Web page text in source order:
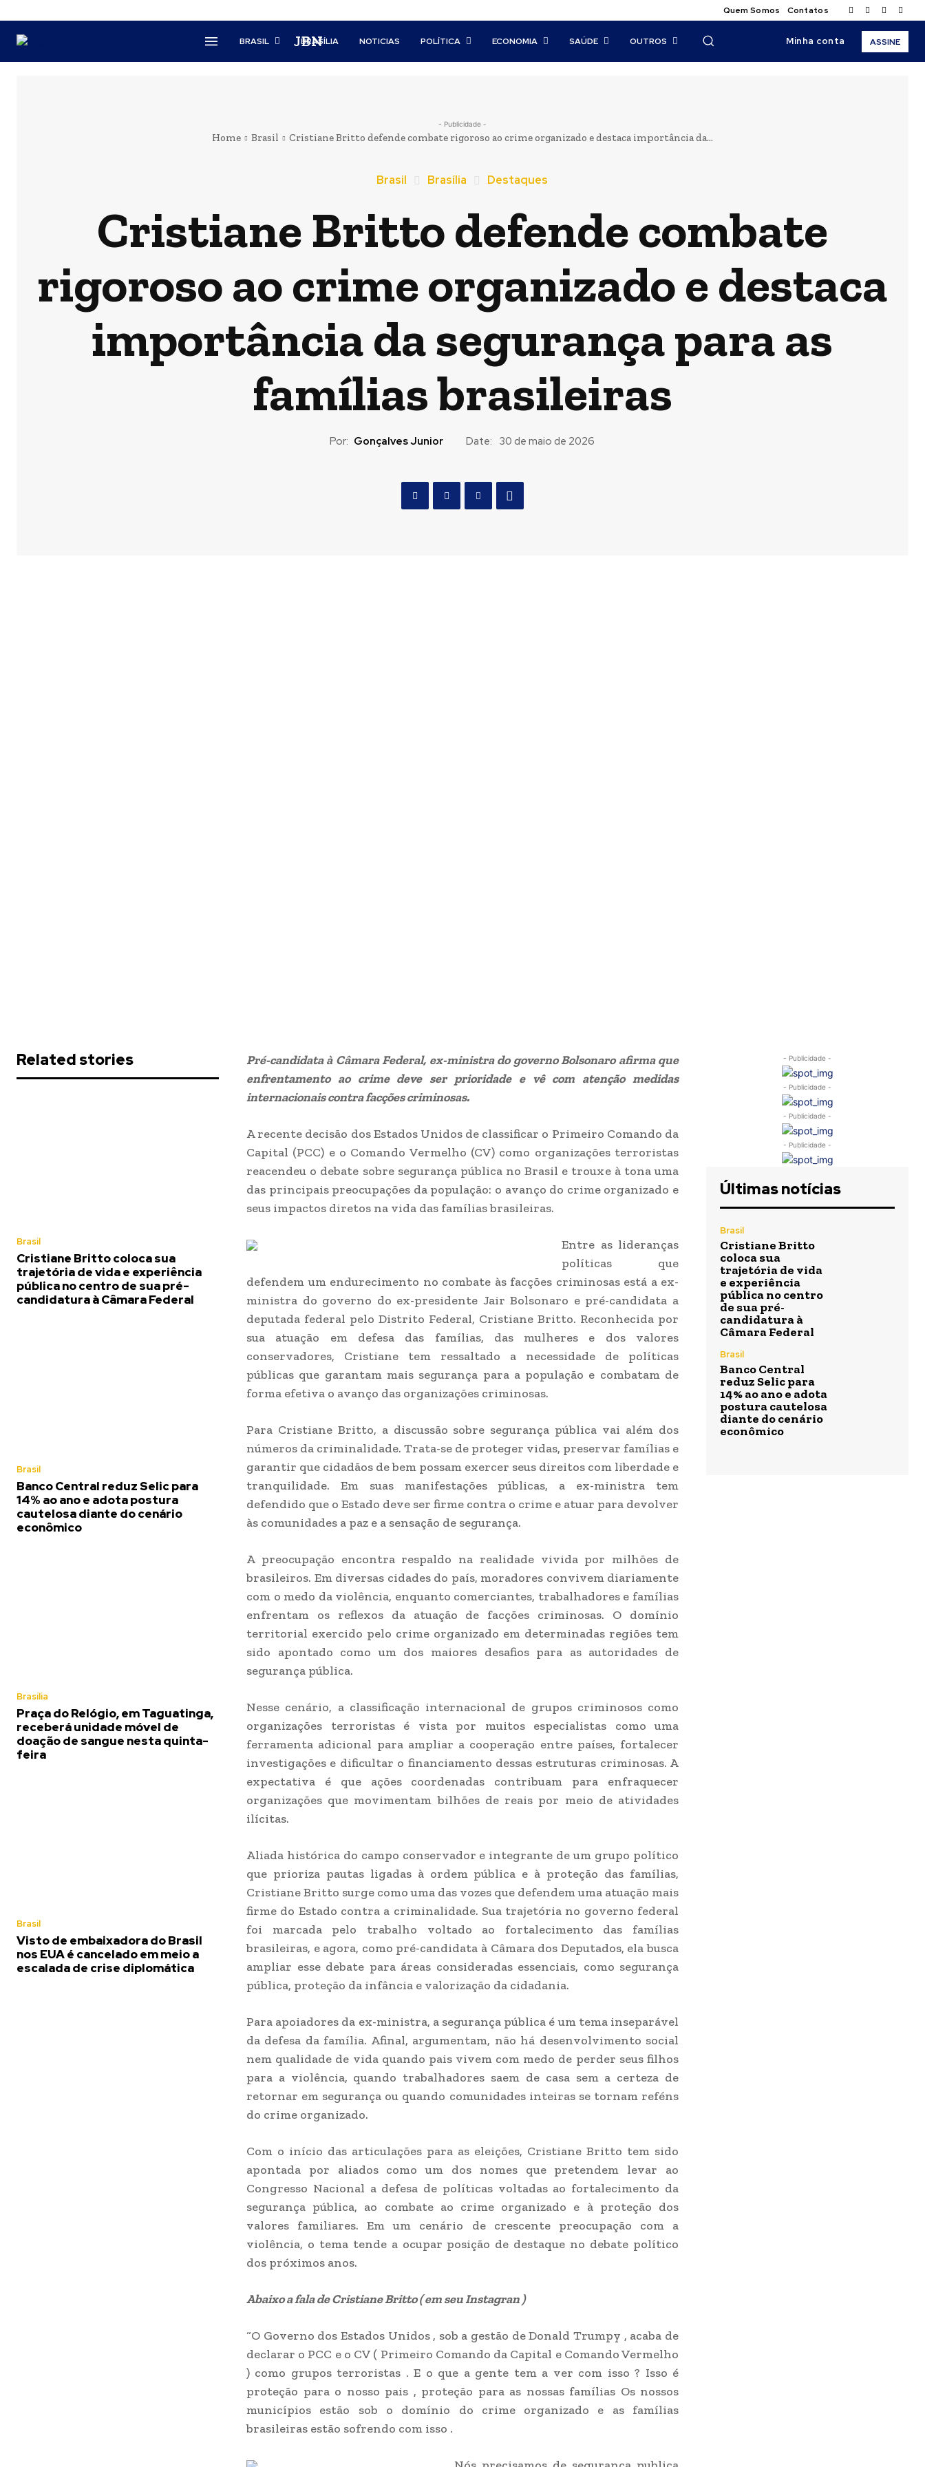
Quem Somos Contatos
JBN
BRASIL BRASÍLIA NOTICIAS POLÍTICA ECONOMIA SAÚDE OUTROS Minha conta ASSINE
- Publicidade -
Home Brasil Cristiane Britto defende combate rigoroso ao crime organizado e destaca importância da...
Brasil Brasília Destaques
Cristiane Britto defende combate
rigoroso ao crime organizado e destaca
importância da segurança para as
famílias brasileiras
Por: Gonçalves Junior Date: 30 de maio de 2026
Related stories
Brasil
Cristiane Britto coloca sua
trajetória de vida e experiência
pública no centro de sua pré-
candidatura à Câmara Federal
Brasil
Banco Central reduz Selic para
14% ao ano e adota postura
cautelosa diante do cenário
econômico
Brasília
Praça do Relógio, em Taguatinga,
receberá unidade móvel de
doação de sangue nesta quinta-
feira
Brasil
Visto de embaixadora do Brasil
nos EUA é cancelado em meio a
escalada de crise diplomática
Pré-candidata à Câmara Federal, ex-ministra do governo Bolsonaro afirma que
enfrentamento ao crime deve ser prioridade e vê com atenção medidas
internacionais contra facções criminosas.
A recente decisão dos Estados Unidos de classificar o Primeiro Comando da
Capital (PCC) e o Comando Vermelho (CV) como organizações terroristas
reacendeu o debate sobre segurança pública no Brasil e trouxe à tona uma
das principais preocupações da população: o avanço do crime organizado e
seus impactos diretos na vida das famílias brasileiras.
Entre as lideranças
políticas que
defendem um endurecimento no combate às facções criminosas está a ex-
ministra do governo do ex-presidente Jair Bolsonaro e pré-candidata a
deputada federal pelo Distrito Federal, Cristiane Britto. Reconhecida por
sua atuação em defesa das famílias, das mulheres e dos valores
conservadores, Cristiane tem ressaltado a necessidade de políticas
públicas que garantam mais segurança para a população e combatam de
forma efetiva o avanço das organizações criminosas.
Para Cristiane Britto, a discussão sobre segurança pública vai além dos
números da criminalidade. Trata-se de proteger vidas, preservar famílias e
garantir que cidadãos de bem possam exercer seus direitos com liberdade e
tranquilidade. Em suas manifestações públicas, a ex-ministra tem
defendido que o Estado deve ser firme contra o crime e atuar para devolver
às comunidades a paz e a sensação de segurança.
A preocupação encontra respaldo na realidade vivida por milhões de
brasileiros. Em diversas cidades do país, moradores convivem diariamente
com o medo da violência, enquanto comerciantes, trabalhadores e famílias
enfrentam os reflexos da atuação de facções criminosas. O domínio
territorial exercido pelo crime organizado em determinadas regiões tem
sido apontado como um dos maiores desafios para as autoridades de
segurança pública.
Nesse cenário, a classificação internacional de grupos criminosos como
organizações terroristas é vista por muitos especialistas como uma
ferramenta adicional para ampliar a cooperação entre países, fortalecer
investigações e dificultar o financiamento dessas estruturas criminosas. A
expectativa é que ações coordenadas contribuam para enfraquecer
organizações que movimentam bilhões de reais por meio de atividades
ilícitas.
Aliada histórica do campo conservador e integrante de um grupo político
que prioriza pautas ligadas à ordem pública e à proteção das famílias,
Cristiane Britto surge como uma das vozes que defendem uma atuação mais
firme do Estado contra a criminalidade. Sua trajetória no governo federal
foi marcada pelo trabalho voltado ao fortalecimento das famílias
brasileiras, e agora, como pré-candidata à Câmara dos Deputados, ela busca
ampliar esse debate para áreas consideradas essenciais, como segurança
pública, proteção da infância e valorização da cidadania.
Para apoiadores da ex-ministra, a segurança pública é um tema inseparável
da defesa da família. Afinal, argumentam, não há desenvolvimento social
nem qualidade de vida quando pais vivem com medo de perder seus filhos
para a violência, quando trabalhadores saem de casa sem a certeza de
retornar em segurança ou quando comunidades inteiras se tornam reféns
do crime organizado.
Com o início das articulações para as eleições, Cristiane Britto tem sido
apontada por aliados como um dos nomes que pretendem levar ao
Congresso Nacional a defesa de políticas voltadas ao fortalecimento da
segurança pública, ao combate ao crime organizado e à proteção dos
valores familiares. Em um cenário de crescente preocupação com a
violência, o tema tende a ocupar posição de destaque no debate político
dos próximos anos.
Abaixo a fala de Cristiane Britto ( em seu Instagran )
“O Governo dos Estados Unidos , sob a gestão de Donald Trumpy , acaba de
declarar o PCC e o CV ( Primeiro Comando da Capital e Comando Vermelho
) como grupos terroristas . E o que a gente tem a ver com isso ? Isso é
proteção para o nosso pais , proteção para as nossas famílias Os nossos
municípios estão sob o domínio do crime organizado e as famílias
brasileiras estão sofrendo com isso .
- Publicidade -
- Publicidade -
- Publicidade -
- Publicidade -
Últimas notícias
Brasil
Cristiane Britto
coloca sua
trajetória de vida
e experiência
pública no centro
de sua pré-
candidatura à
Câmara Federal
Brasil
Banco Central
reduz Selic para
14% ao ano e adota
postura cautelosa
diante do cenário
econômico